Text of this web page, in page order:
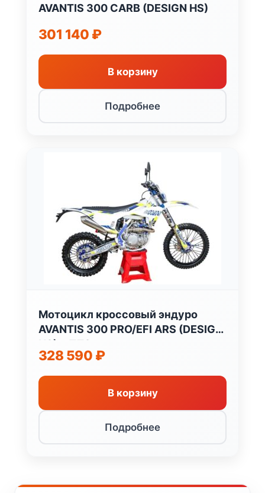
AVANTIS 300 CARB (DESIGN HS)
301 140 ₽
В корзину
Подробнее
Мотоцикл кроссовый эндуро
AVANTIS 300 PRO/EFI ARS (DESIGN
HS) с ПТС
328 590 ₽
В корзину
Подробнее